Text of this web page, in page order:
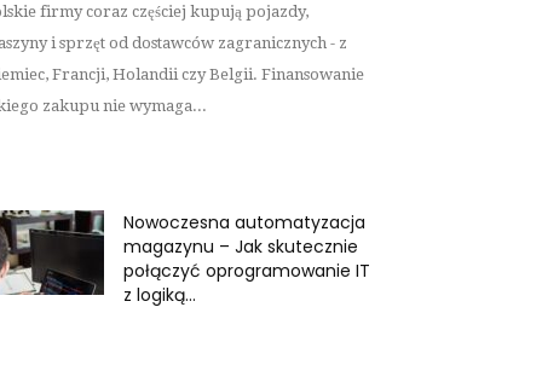
firmy coraz częściej kupują pojazdy,
i sprzęt od dostawców zagranicznych - z
Francji, Holandii czy Belgii. Finansowanie
zakupu nie wymaga...
Nowoczesna automatyzacja
magazynu – Jak skutecznie
połączyć oprogramowanie IT
z logiką...